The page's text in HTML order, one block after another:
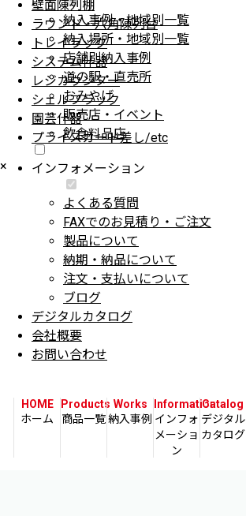
納入事例・地域別一覧
納入場所・地域別一覧
店舗別納入事例
道の駅・直売所
おみやげ
販売店・イベント
飲食料品店
インフォメーション
よくある質問
FAXでのお見積り・ご注文
製品について
納期・納品について
注文・支払いについて
ブログ
デジタルカタログ
会社概要
お問い合わせ
HOME
ホーム
Products
商品一覧
Works
納入事例
Information
インフォ
メーショ
ン
Catalog
デジタル
カタログ
壁面陳列棚
ラウンド・六角陳列台
トレイラック
システム什器
レジカウンター
シェルフラック
園芸什器
プライスカード差し/etc
×